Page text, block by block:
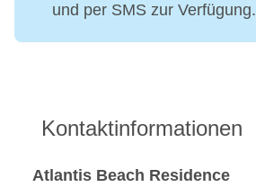
und per SMS zur Verfügung.
Kontaktinformationen
Atlantis Beach Residence